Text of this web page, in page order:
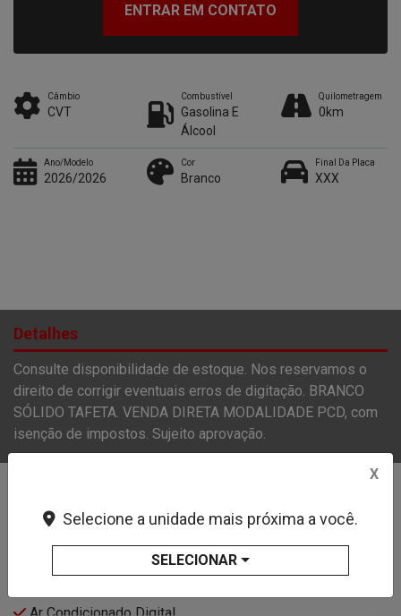
ENTRAR EM CONTATO
Câmbio
CVT
Combustível
Gasolina E
Álcool
Quilometragem
0km
Ano/Modelo
2026/2026
Cor
Branco
Final Da Placa
XXX
Detalhes
Consulte disponibilidade de estoque. Nos reservamos o
direito de corrigir eventuais erros de digitação. BRANCO
SÓLIDO TAFETA. VENDA DIRETA MODALIDADE PCD, com
isenção de impostos. Sujeito aprovação.
X
Selecione a unidade mais próxima a você.
SELECIONAR